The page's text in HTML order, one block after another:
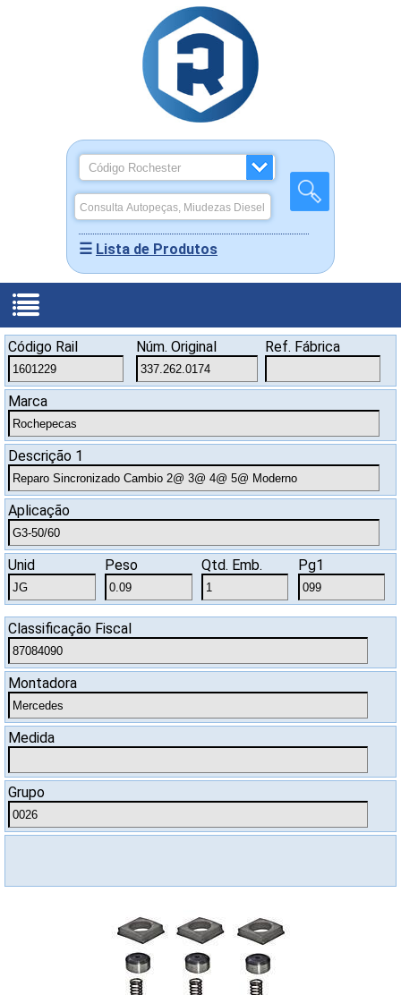
☰ Lista de Produtos
Home
Quem
Produtos
-
Miudezas
SAC
Código Rail Núm. Original Ref. Fábrica
Marca
Descrição 1
Aplicação
Unid Peso Qtd. Emb. Pg1
Classificação Fiscal
Montadora
Medida
Grupo